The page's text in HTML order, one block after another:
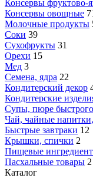
Консервы фруктово-
Консервы овощные
Молочные продукты
Соки 39
Сухофрукты 31
Орехи 15
Мед 3
Семена, ядра 22
Кондитерский декор
Кондитерские
Супы, пюре
Чай, чайные
Быстрые завтраки 12
Крышки, спички 2
Пищевые
Пасхальные товары 2
Каталог